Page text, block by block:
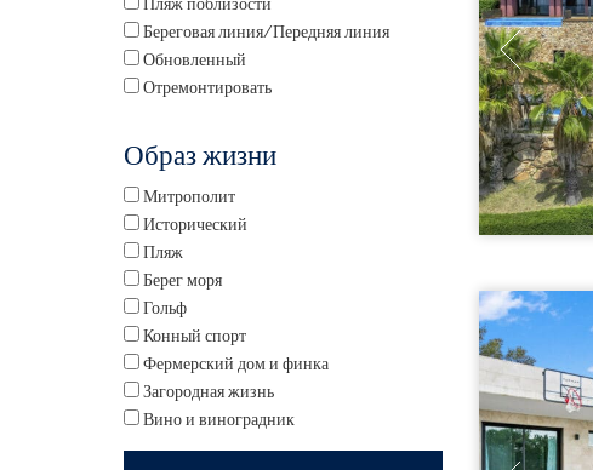
Пляж поблизости
Береговая линия/Передняя линия
Обновленный
Отремонтировать
Образ жизни
Митрополит
Исторический
Пляж
Берег моря
Гольф
Конный спорт
Фермерский дом и финка
Загородная жизнь
Вино и виноградник